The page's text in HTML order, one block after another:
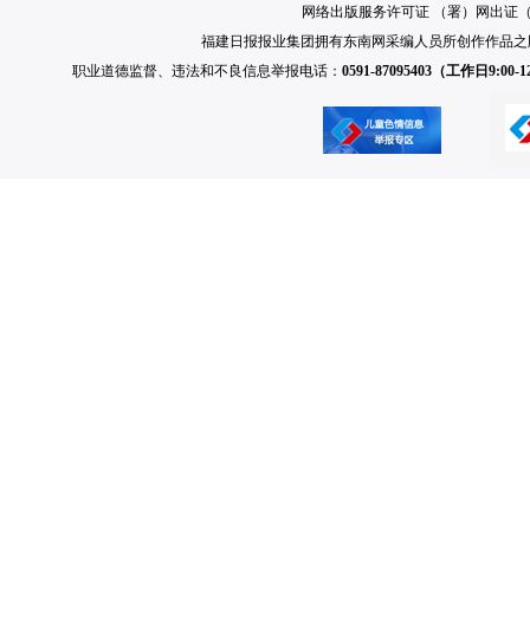
网络出版服务许可证 （署）网出证
福建日报报业集团拥有东南网采编人员所创作作品
职业道德监督、违法和不良信息举报电话： 0591-87095403（工作日9:00-